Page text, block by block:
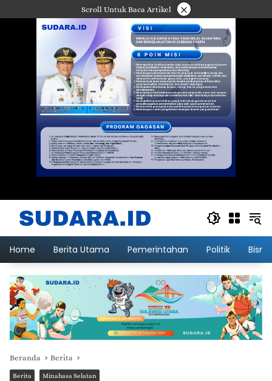
ke
Scroll Untuk Baca Artikel ×
Home Berita Utama Pemerintahan Politik
Beranda Berita
Berita Minahasa Selatan